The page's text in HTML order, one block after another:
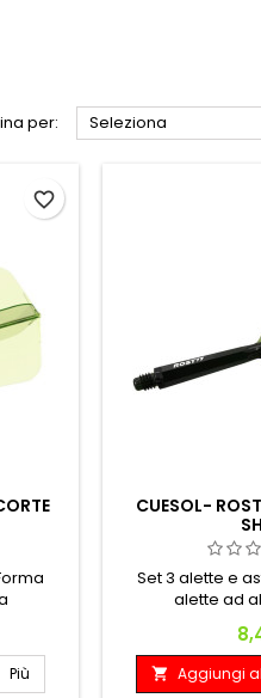
per: Seleziona
Più
favorite_border
CUESOL-
Set 3 alette e
alette ad
 Aggiungi